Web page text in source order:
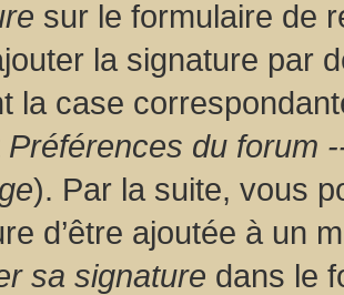
sur le formulaire de
la signature par
la case
Préférences du forum
). Par la suite, vous
d’être ajoutée à un
sa signature dans le